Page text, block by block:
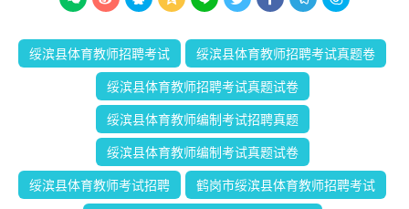
绥滨县体育教师招聘考试 绥滨县体育教师招聘考试真题卷
绥滨县体育教师招聘考试真题试卷
绥滨县体育教师编制考试招聘真题
绥滨县体育教师编制考试真题试卷
绥滨县体育教师考试招聘 鹤岗市绥滨县体育教师招聘考试